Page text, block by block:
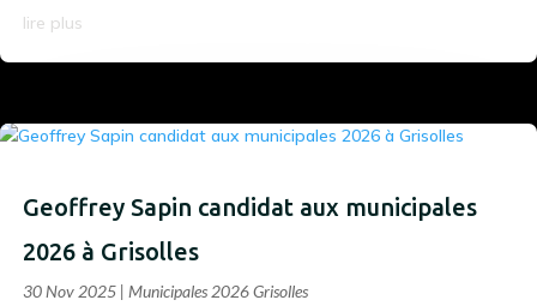
lire plus
Geoffrey Sapin candidat aux municipales
2026 à Grisolles
30 Nov 2025 | Municipales 2026 Grisolles